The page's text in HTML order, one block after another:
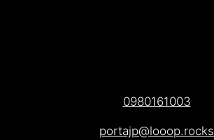
0980161003
portajp@looop.rocks